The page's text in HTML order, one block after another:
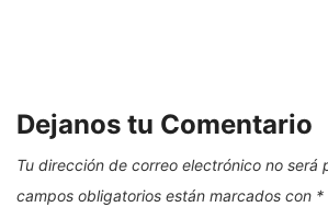
Dejanos tu Comentario
Tu dirección de correo electrónico no será
campos obligatorios están marcados con *